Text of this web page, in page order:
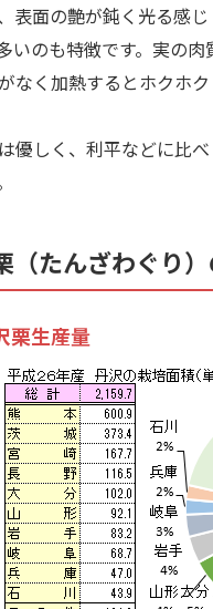
表面の艶が鈍く光る感じ
いのも特徴です。実の肉
なく加熱するとホクホク
優しく、利平などに比べ
たんざわぐり
栗生産量